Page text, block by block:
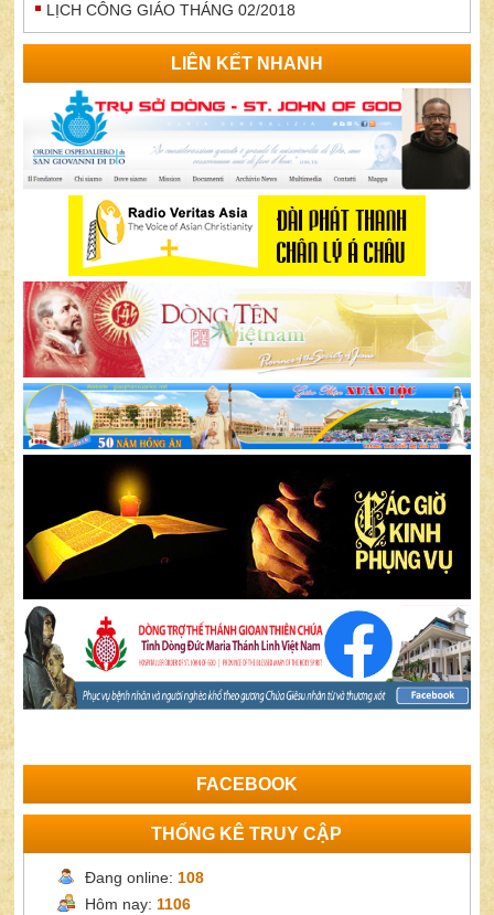
LỊCH CÔNG GIÁO THÁNG 02/2018
LIÊN KẾT NHANH
FACEBOOK
THỐNG KÊ TRUY CẬP
Đang online:108
Hôm nay:1106